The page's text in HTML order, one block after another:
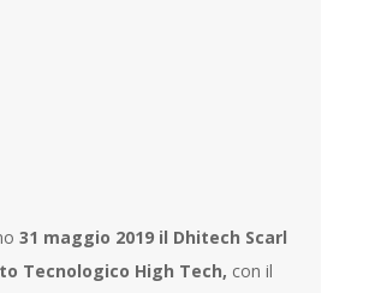
31 maggio 2019 il Dhitech Scarl
Tecnologico High Tech, con il